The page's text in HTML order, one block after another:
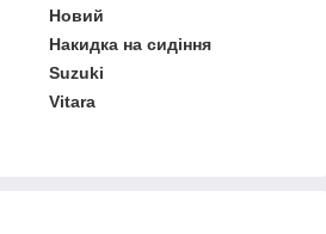
Новий
Накидка на сидіння
Suzuki
Vitara